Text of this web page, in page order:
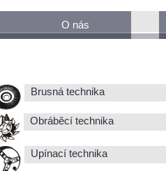
O nás
Brusná technika
Obráběcí technika
Upínací technika